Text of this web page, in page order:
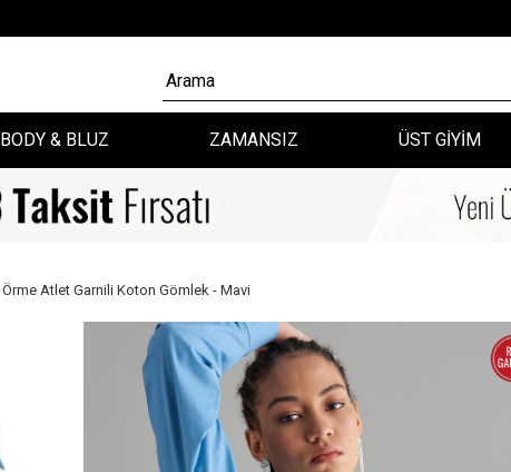
BODY & BLUZ ZAMANSIZ ÜST GİYİM
Örme Atlet Garnili Koton Gömlek - Mavi